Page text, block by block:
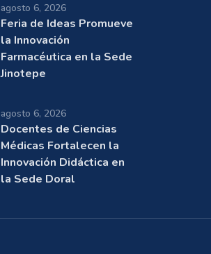
agosto 6, 2026
Feria de Ideas Promueve
la Innovación
Farmacéutica en la Sede
Jinotepe
agosto 6, 2026
Docentes de Ciencias
Médicas Fortalecen la
Innovación Didáctica en
la Sede Doral